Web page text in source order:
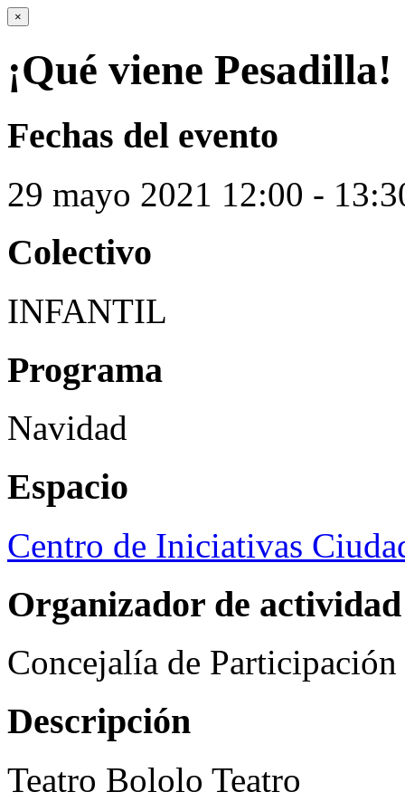
×
¡Qué viene Pesadilla!
Fechas del evento
29 mayo 2021 12:00 -
Colectivo
INFANTIL
Programa
Navidad
Espacio
Centro de Iniciativas
Organizador de actividad
Concejalía de
Descripción
Teatro Bololo Teatro